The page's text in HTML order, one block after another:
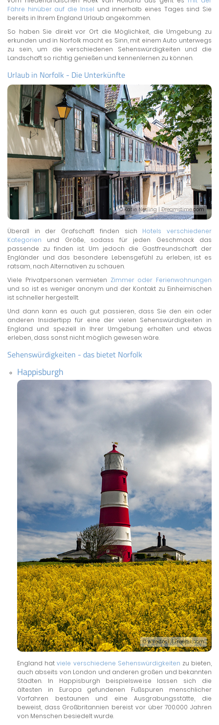
Fähre hinüber auf die Insel und innerhalb eines Tages sind Sie
bereits in Ihrem England Urlaub angekommen.
So haben Sie direkt vor Ort die Möglichkeit, die Umgebung zu
erkunden und in Norfolk macht es Sinn, mit einem Auto unterwegs
zu sein, um die verschiedenen Sehenswürdigkeiten und die
Landschaft so richtig genießen und kennenlernen zu können.
Urlaub in Norfolk - Die Unterkünfte
© Katie Nesling | Dreamstime.com
Überall in der Grafschaft finden sich Hotels verschiedener
Kategorien und Größe, sodass für jeden Geschmack das
passende zu finden ist. Um jedoch die Gastfreundschaft der
Engländer und das besondere Lebensgefühl zu erleben, ist es
ratsam, nach Alternativen zu schauen.
Viele Privatpersonen vermieten Zimmer oder Ferienwohnungen
und so ist es weniger anonym und der Kontakt zu Einheimischen
ist schneller hergestellt.
Und dann kann es auch gut passieren, dass Sie den ein oder
anderen Insidertipp für eine der vielen Sehenswürdigkeiten in
England und speziell in Ihrer Umgebung erhalten und etwas
erleben, dass sonst nicht möglich gewesen wäre.
Sehenswürdigkeiten - das bietet Norfolk
Happisburgh
© wirestock | Freepik.com
England hatviele verschiedene Sehenswürdigkeiten zu bieten,
auch abseits von London und anderen großen und bekannten
Städten. In Happisburgh beispielsweise lassen sich die
ältesten in Europa gefundenen Fußspuren menschlicher
Vorfahren bestaunen und eine Ausgrabungsstätte, die
beweist, dass Großbritannien bereist vor über 700.000 Jahren
von Menschen besiedelt wurde.